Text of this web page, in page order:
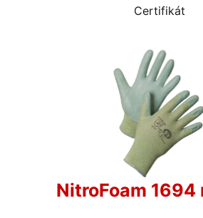
Certifikát
NitroFoam 1694